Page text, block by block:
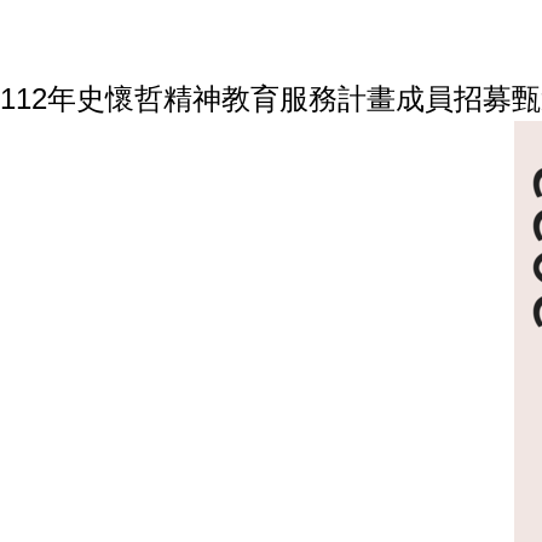
112年史懷哲精神教育服務計畫成員招募